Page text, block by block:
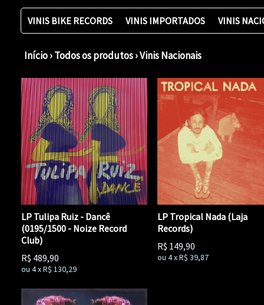
VINIS BIKE RECORDS VINIS IMPORTADOS VINIS
Início›Todos os produtos›Vinis Nacionais
LP Tulipa Ruiz - Dancê
(0195/1500 - Noize Record
Club)
R$ 489,90
ou 4xR$ 130,29
LP Tropical Nada (Laja
Records)
R$ 149,90
ou 4xR$ 39,87